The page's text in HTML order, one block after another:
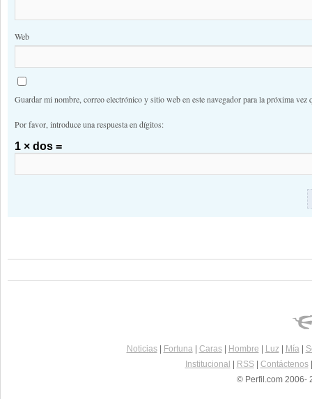
Web
Guardar mi nombre, correo electrónico y sitio web en este navegador para la próxima vez
Por favor, introduce una respuesta en dígitos:
1 × dos =
Noticias| Fortuna| Caras| Hombre Luz| Mía|
Institucional
RSS| Contáctenos
© Perfil.com 2006-